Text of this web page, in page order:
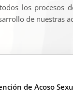
los procesos
de nuestras
de Acoso